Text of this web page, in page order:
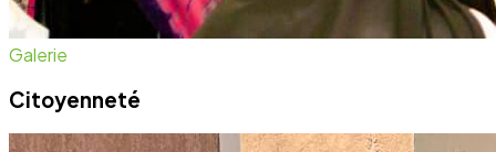
Galerie
Citoyenneté